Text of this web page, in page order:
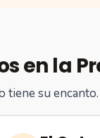
en la
tiene su